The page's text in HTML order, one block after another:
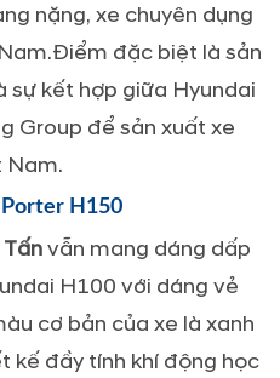
nặng, xe chuyên dụng
đặc biệt là sản
sự kết hợp giữa Hyundai
Group để sản xuất xe
Nam.
H150
vẫn mang dáng dấp
H100 với dáng vẻ
cơ bản của xe là xanh
kế đầy tính khí động học